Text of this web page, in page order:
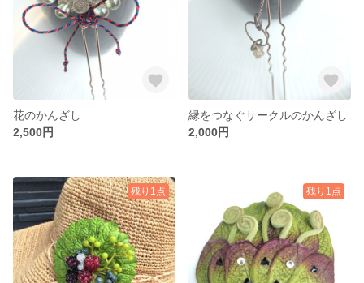
花のかんざし
2,500円
縁をつなぐサークルのかんざし
2,000円
残り1点 残り1点